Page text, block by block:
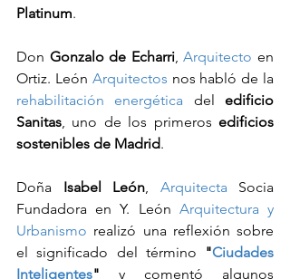
Platinum.
Don Gonzalo de Echarri, Arquitecto en
Ortiz. León Arquitectos
rehabilitación energética del edificio
Sanitas, uno de los primeros edificios
sostenibles de Madrid.
Doña Isabel León, Arquitecta Socia
Fundadora en Y. León Arquitectura y
Urbanismo realizó una reflexión sobre
el significado del término
"Ciudades
Inteligentes" y comentó algunos